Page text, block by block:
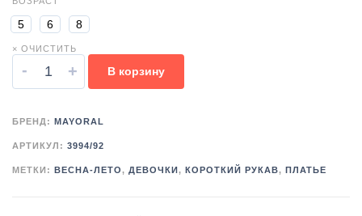
5 6 8
× ОЧИСТИТЬ
- + В корзину
БРЕНД: MAYORAL
АРТИКУЛ: 3994/92
МЕТКИ: ВЕСНА-ЛЕТО, ДЕВОЧКИ , КОРОТКИЙ РУКАВ, ПЛАТЬЕ